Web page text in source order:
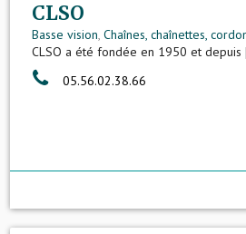
CLSO
Basse vision, Chaînes, chaînettes,
CLSO a été fondée en 1950 et depuis
05.56.02.38.66